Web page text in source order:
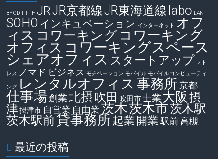
BYOD FTTH JRJR京都線JR東海道線 labo LAN
SOHO インキュベーション インターネット オフ
ィス コワーキング コワーキング
オフィス コワーキングスペース
シェアオフィス スタートアップ スト
レス ノマド ビジネス モチベーション モバイル モバイルコンピューティ
ング レンタルオフィス 事務所京都
仕事場創業北摂吹田 吹田市士業 大阪 摂
津摂津市 自営業 自由業茨木茨木市茨木駅
茨木駅前貸事務所起業 開業駅前高槻
最近の投稿